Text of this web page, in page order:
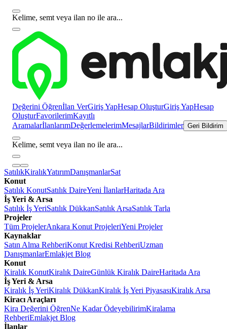
Kelime, semt veya ilan no ile ara...
Değerini Öğrenİlan VerGiriş YapHesap OluşturGiriş YapHesap
OluşturFavorilerimKayıtlı
AramalarİlanlarımDeğerlemelerimMesajlarBildirimler Geri Bildirim
Kelime, semt veya ilan no ile ara...
SatılıkKiralıkYatırımDanışmanlarSat
Konut
Satılık KonutSatılık DaireYeni İlanlarHaritada Ara
İş Yeri & Arsa
Satılık İş YeriSatılık DükkanSatılık ArsaSatılık Tarla
Projeler
Tüm ProjelerAnkara Konut ProjeleriYeni Projeler
Kaynaklar
Satın Alma RehberiKonut Kredisi RehberiUzman
DanışmanlarEmlakjet Blog
Konut
Kiralık KonutKiralık DaireGünlük Kiralık DaireHaritada Ara
İş Yeri & Arsa
Kiralık İş YeriKiralık DükkanKiralık İş Yeri PiyasasıKiralık Arsa
Kiracı Araçları
Kira Değerini ÖğrenNe Kadar ÖdeyebilirimKiralama
RehberiEmlakjet Blog
İlanlar